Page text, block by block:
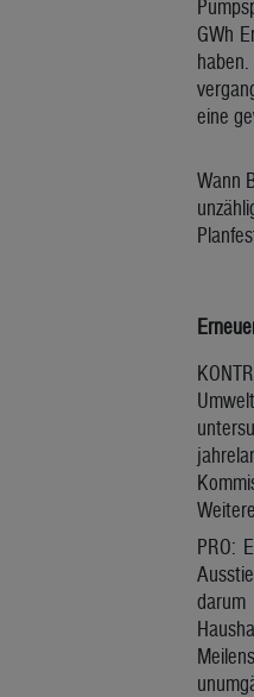
GWh
eine
Wann
PRO:
darum